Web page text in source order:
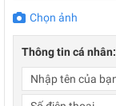
Chọn ảnh
Thông tin cá nhân: